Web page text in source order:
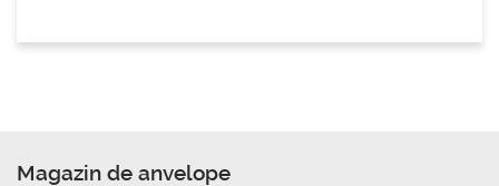
Magazin de anvelope